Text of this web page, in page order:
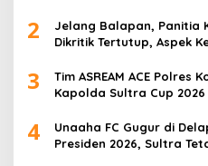
2
Jelang Balapan, Panitia
Dikritik Tertutup, Aspek
3
Tim ASREAM ACE Polres
Kapolda Sultra Cup 2026
4
Unaaha FC Gugur di
Presiden 2026, Sultra